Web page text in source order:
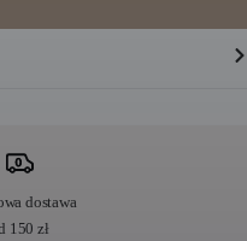
dostawa
150 zł